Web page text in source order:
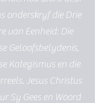
onderskryf die Drie
van Eenheid: Die
Geloofsbelydenis,
Kategismus en die
Jesus Christus
Sy Gees en Woord